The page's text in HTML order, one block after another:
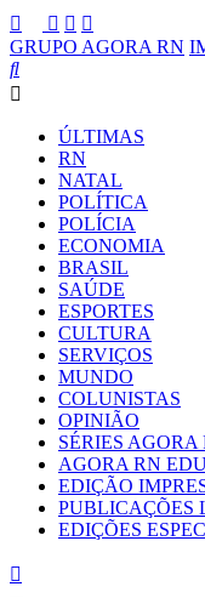
GRUPO AGORA RN
ÚLTIMAS
RN
NATAL
POLÍTICA
POLÍCIA
ECONOMIA
BRASIL
SAÚDE
ESPORTES
CULTURA
SERVIÇOS
MUNDO
COLUNISTAS
OPINIÃO
SÉRIES AGORA
AGORA RN
EDIÇÃO
PUBLICAÇÕES
EDIÇÕES